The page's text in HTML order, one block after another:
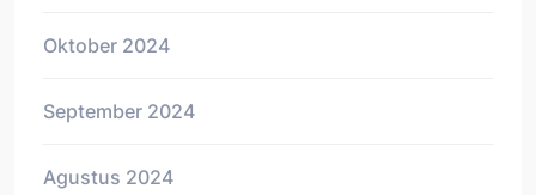
Oktober 2024
September 2024
Agustus 2024